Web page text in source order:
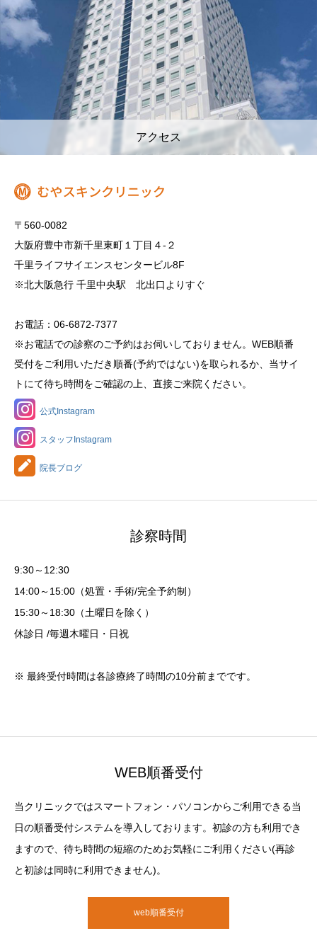
アクセス
〒560-0082
大阪府豊中市新千里東町１丁目４‐２
千里ライフサイエンスセンタービル8F
※北大阪急行 千里中央駅 北出口よりすぐ
お電話：06-6872-7377
※お電話での診察のご予約はお伺いしておりません。WEB順番
受付をご利用いただき順番(予約ではない)を取られるか、当サイ
トにて待ち時間をご確認の上、直接ご来院ください。
公式Instagram
スタッフInstagram
院長ブログ
診察時間
9:30～12:30
14:00～15:00（処置・手術/完全予約制）
15:30～18:30（土曜日を除く）
休診日 /毎週木曜日・日祝
※ 最終受付時間は各診療終了時間の10分前までです。
WEB順番受付
当クリニックではスマートフォン・パソコンからご利用できる当
日の順番受付システムを導入しております。初診の方も利用でき
ますので、待ち時間の短縮のためお気軽にご利用ください(再診
と初診は同時に利用できません)。
web順番受付